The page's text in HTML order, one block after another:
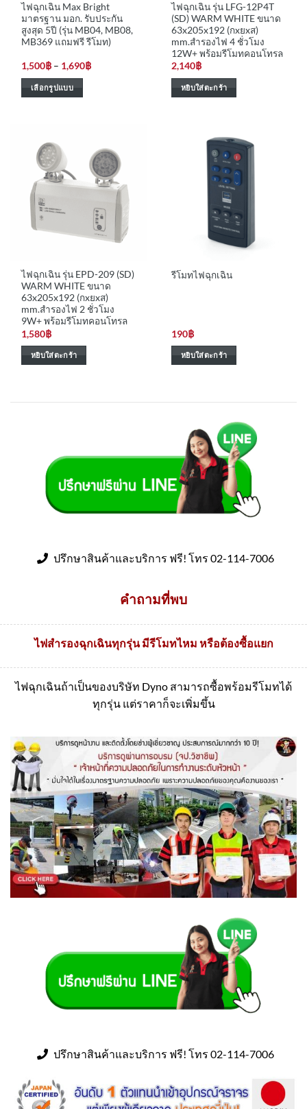
ไฟฉุกเฉิน Max Bright
มาตรฐาน มอก. รับประกัน
สูงสุด 5ปี (รุ่น MB04, MB08,
MB369 แถมฟรี รีโมท)
1,500฿ – 1,690฿Price
เลือกรูปแบบ
multiple
variants.
options
may
be
chosen
product
page
ไฟฉุกเฉิน รุ่น LFG-12P4T
(SD) WARM WHITE ขนาด
63x205x192 (กxยxส)
mm.สำรองไฟ 4 ชั่วโมง
12W+ พร้อมรีโมทคอนโทรล
2,140฿
หยิบใส่ตะกร้า
ไฟฉุกเฉิน รุ่น EPD-209 (SD)
WARM WHITE ขนาด
63x205x192 (กxยxส)
mm.สำรองไฟ 2 ชั่วโมง
9W+ พร้อมรีโมทคอนโทรล
1,580฿
หยิบใส่ตะกร้า
รีโมทไฟฉุกเฉิน
190฿
หยิบใส่ตะกร้า
ปรึกษาสินค้าและบริการ ฟรี! โทร 02-114-7006
คำถามที่พบ
ไฟสำรองฉุกเฉินทุกรุ่น มีรีโมทไหม หรือต้องซื้อแยก
ไฟฉุกเฉินถ้าเป็นของบริษัท Dyno สามารถซื้อพร้อมรีโมทได้
ทุกรุ่น แต่ราคาก็จะเพิ่มขึ้น
ปรึกษาสินค้าและบริการ ฟรี! โทร 02-114-7006